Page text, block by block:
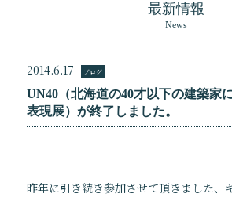
住宅
医療・福祉施設
私達について お問い合わせ
最新情報
News
2014.6.17 ブログ
UN40（北海道の40才以下の建築家
表現展）が終了しました。
昨年に引き続き参加させて頂きました、